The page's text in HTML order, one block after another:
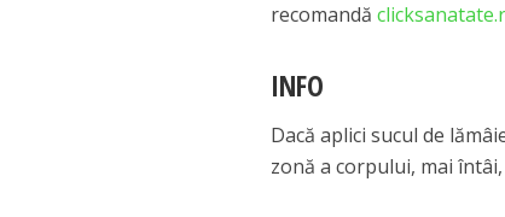
recomandă
INFO
Dacă aplici sucul de
zonă a corpului, mai